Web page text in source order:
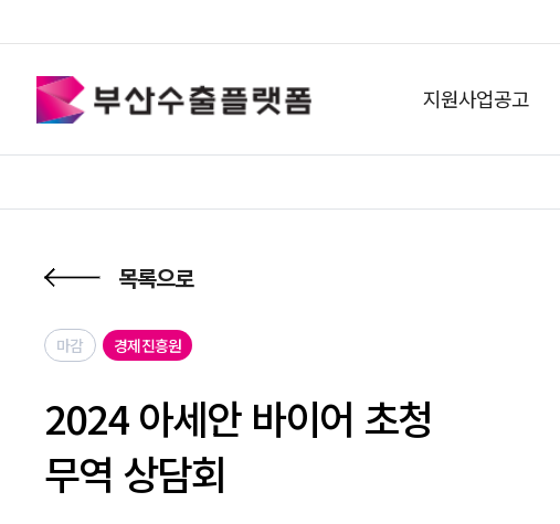
지원사업공고
목록으로
마감 경제진흥원
2024 아세안 바이어 초청
무역 상담회